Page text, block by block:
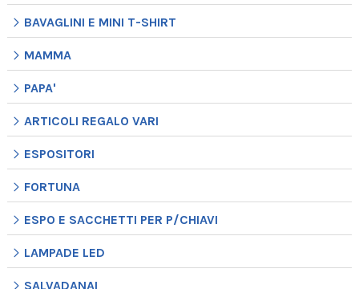
BAVAGLINI E MINI T-SHIRT
MAMMA
PAPA'
ARTICOLI REGALO VARI
ESPOSITORI
FORTUNA
ESPO E SACCHETTI PER P/CHIAVI
LAMPADE LED
SALVADANAI